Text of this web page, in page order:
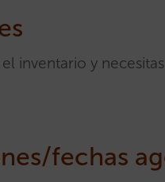
inventario y
fechas